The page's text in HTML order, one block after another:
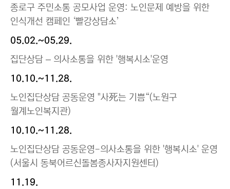
종로구 주민소통 공모사업 운영: 노인문제 예방을 위한
인식개선 캠페인 ‘빨강상담소’
05.02.~05.29.
집단상담 – 의사소통을 위한 '행복시소'운영
10.10.~11.28.
노인집단상담 공동운영 "사死는 기쁨“(노원구
월계노인복지관)
10.10.~11.28.
노인집단상담 공동운영-의사소통을 위한 '행복시소' 운영
(서울시 동북어르신돌봄종사자지원센터)
11.19.